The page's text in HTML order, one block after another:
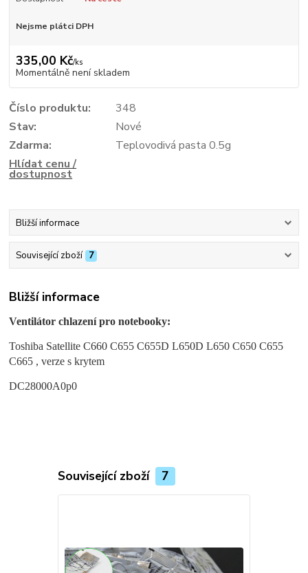
Nejsme plátci DPH
335,00 Kč/ks
Momentálně není skladem
Číslo produktu:
348
Stav:
Nové
Zdarma:
Teplovodivá pasta 0.5g
Hlídat cenu /
dostupnost
Bližší informace
Související zboží 7
Bližší informace
Ventilátor chlazení pro notebooky:
Toshiba Satellite C660 C655 C655D L650D L650 C650 C655
C665 , verze s krytem
DC28000A0p0
Související zboží 7